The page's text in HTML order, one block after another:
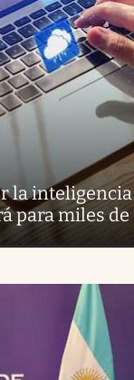
la inteligencia
para miles de